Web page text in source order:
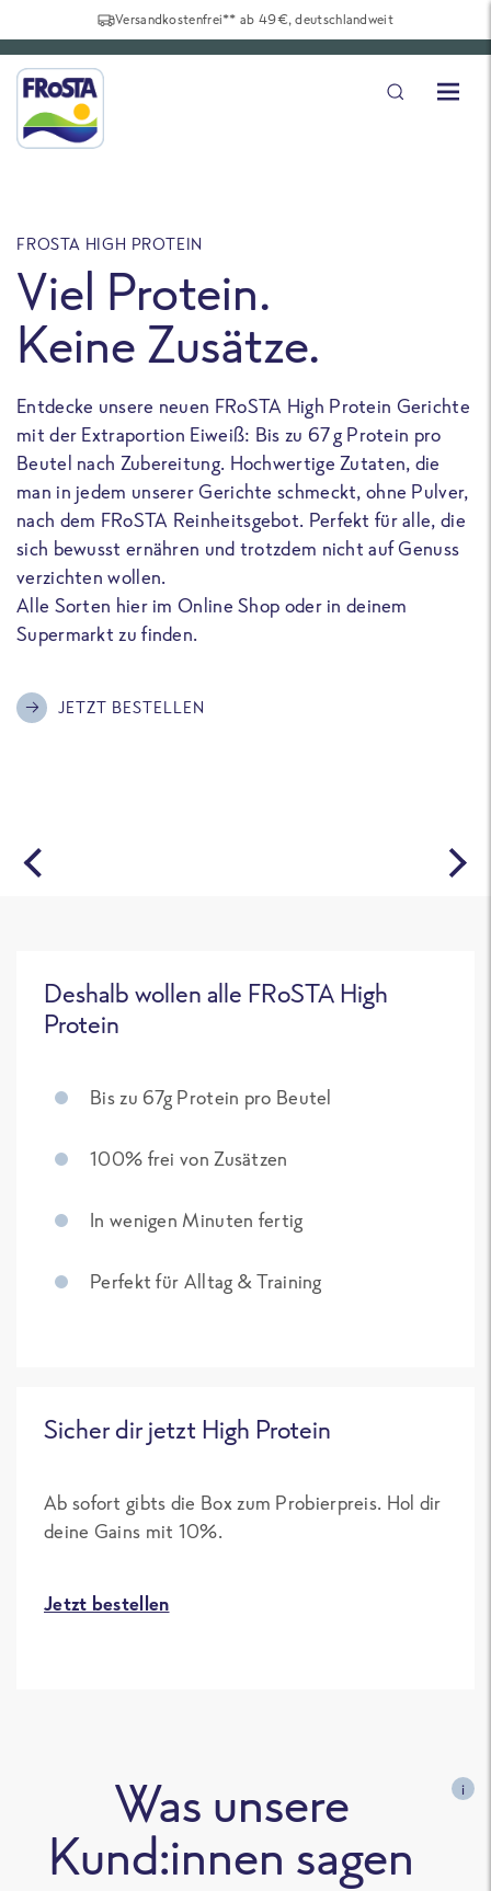
Versandkostenfrei** ab 49€, deutschlandweit
FROSTA HIGH PROTEIN
Viel Protein.
Keine Zusätze.
Entdecke unsere neuen FRoSTA High Protein Gerichte
mit der Extraportion Eiweiß: Bis zu 67 g Protein pro
Beutel nach Zubereitung. Hochwertige Zutaten, die
man in jedem unserer Gerichte schmeckt, ohne Pulver,
nach dem FRoSTA Reinheitsgebot. Perfekt für alle, die
sich bewusst ernähren und trotzdem nicht auf Genuss
verzichten wollen.
Alle Sorten hier im Online Shop oder in deinem
Supermarkt zu finden.
JETZT BESTELLEN
Deshalb wollen alle FRoSTA High
Protein
Bis zu 67g Protein pro Beutel
100% frei von Zusätzen
In wenigen Minuten fertig
Perfekt für Alltag & Training
Sicher dir jetzt High Protein
Ab sofort gibts die Box zum Probierpreis. Hol dir
deine Gains mit 10%.
Jetzt bestellen
Was unsere
Kund:innen sagen
i